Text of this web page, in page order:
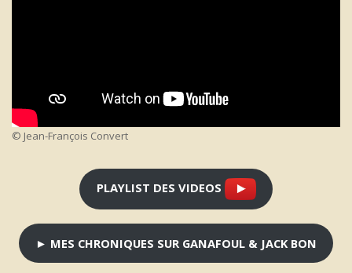
© Jean-François Convert
PLAYLIST DES VIDEOS
► MES CHRONIQUES SUR GANAFOUL & JACK BON